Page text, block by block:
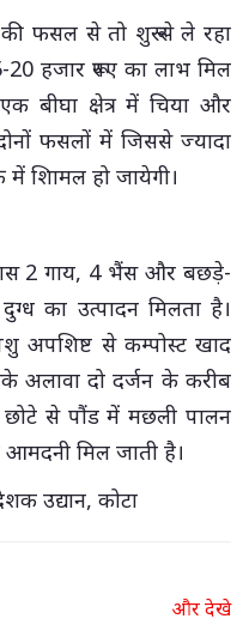
की फसल से तो शुरू से ले रहा
हजार रूपए का लाभ मिल
बीघा क्षेत्र में चिया और
फसलों में जिससे ज्यादा
शािमल हो जायेगी।
2 गाय, 4 भैंस और बछड़े-
का उत्पादन मिलता है।
अपशिष्ट से कम्पोस्ट खाद
अलावा दो दर्जन के करीब
छोटे से पौंड में मछली पालन
मिल जाती है।
उद्यान, कोटा
और देखे